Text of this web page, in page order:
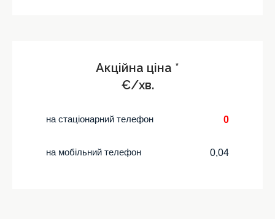
Акційна ціна *
€/хв.
на стаціонарний телефон 0
на мобільний телефон 0,04